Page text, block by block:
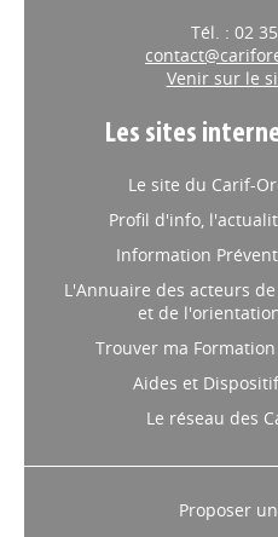
Tél. : 02
Venir sur le
Les sites
Le site du Carif-
Profil d'info,
Information
L'Annuaire des acteurs
et de
Trouver ma
Aides et
Le réseau des
Proposer